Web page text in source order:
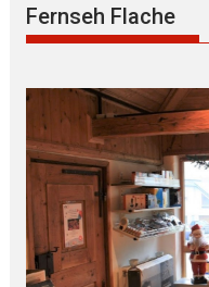
Fernseh Flache